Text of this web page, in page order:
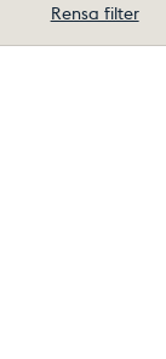
Rensa filter